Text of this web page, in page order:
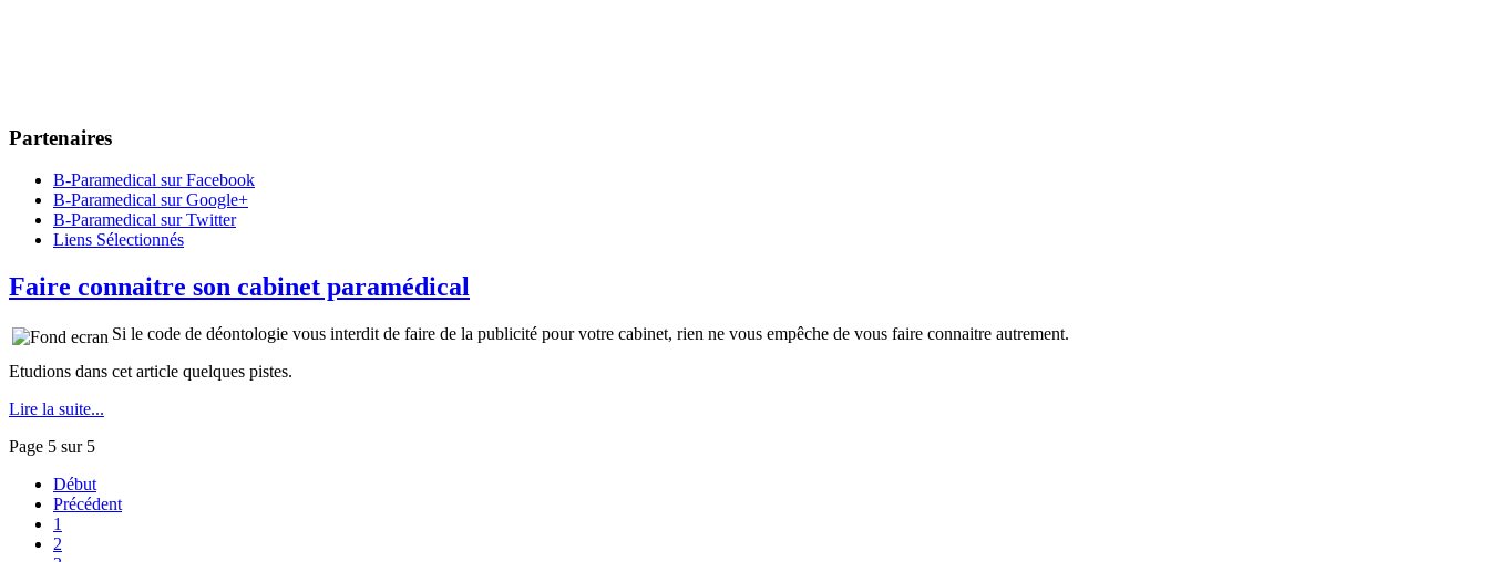
Partenaires
B-Paramedical sur Facebook
B-Paramedical sur Google+
B-Paramedical sur Twitter
Liens Sélectionnés
Faire connaitre son cabinet paramédical
Si le code de déontologie vous interdit de faire de la publicité pour votre cabinet, rien ne vous empêche de vous faire connaitre autrement.
Etudions dans cet article quelques pistes.
Lire la suite...
Page 5 sur 5
Début
Précédent
1
2